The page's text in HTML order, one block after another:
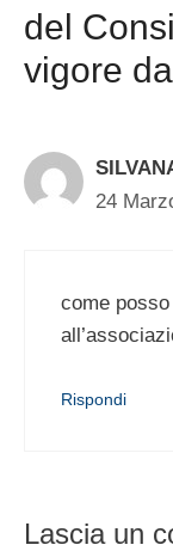
del
vigore
24
come
Rispondi
Lascia un